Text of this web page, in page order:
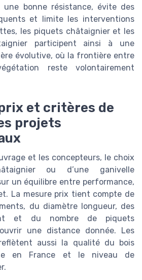
une bonne résistance, évite des
et limite les interventions
les piquets châtaignier et les
participent ainsi à une
évolutive, où la frontière entre
reste volontairement
et critères de
projets
et les concepteurs, le choix
ou d’une ganivelle
un équilibre entre performance,
La mesure prix tient compte de
du diamètre longueur, des
et du nombre de piquets
une distance donnée. Les
aussi la qualité du bois
en France et le niveau de